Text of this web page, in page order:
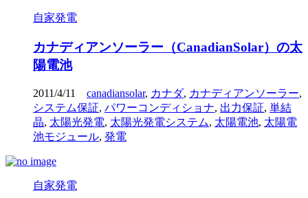
自家発電
カナディアンソーラー（CanadianSolar）の太
陽電池
2011/4/11 canadiansolar, カナダ, カナディアンソーラー,
システム保証, パワーコンディショナ, 出力保証, 単結
晶, 太陽光発電, 太陽光発電システム, 太陽電池, 太陽電
池モジュール, 発電
自家発電